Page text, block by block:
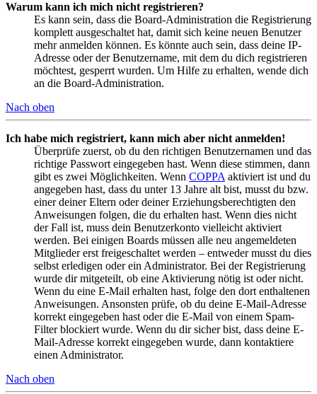
Warum kann ich mich nicht registrieren?
Es kann sein, dass die Board-Administration die Registrierung
komplett ausgeschaltet hat, damit sich keine neuen Benutzer
mehr anmelden können. Es könnte auch sein, dass deine IP-
Adresse oder der Benutzername, mit dem du dich registrieren
möchtest, gesperrt wurden. Um Hilfe zu erhalten, wende dich
an die Board-Administration.
Nach oben
Ich habe mich registriert, kann mich aber nicht anmelden!
Überprüfe zuerst, ob du den richtigen Benutzernamen und das
richtige Passwort eingegeben hast. Wenn diese stimmen, dann
gibt es zwei Möglichkeiten. Wenn COPPA aktiviert ist und du
angegeben hast, dass du unter 13 Jahre alt bist, musst du bzw.
einer deiner Eltern oder deiner Erziehungsberechtigten den
Anweisungen folgen, die du erhalten hast. Wenn dies nicht
der Fall ist, muss dein Benutzerkonto vielleicht aktiviert
werden. Bei einigen Boards müssen alle neu angemeldeten
Mitglieder erst freigeschaltet werden – entweder musst du dies
selbst erledigen oder ein Administrator. Bei der Registrierung
wurde dir mitgeteilt, ob eine Aktivierung nötig ist oder nicht.
Wenn du eine E-Mail erhalten hast, folge den dort enthaltenen
Anweisungen. Ansonsten prüfe, ob du deine E-Mail-Adresse
korrekt eingegeben hast oder die E-Mail von einem Spam-
Filter blockiert wurde. Wenn du dir sicher bist, dass deine E-
Mail-Adresse korrekt eingegeben wurde, dann kontaktiere
einen Administrator.
Nach oben